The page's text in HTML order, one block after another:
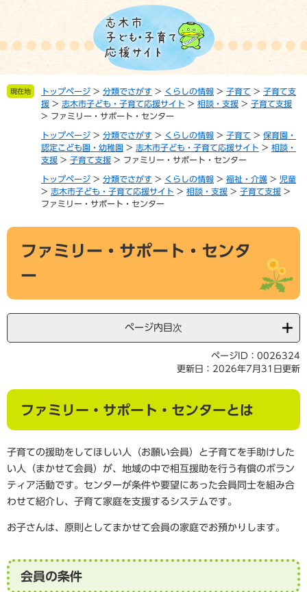
の
で
ー
ば 現在地 トップページ > 分類でさがす > くらしの情報 > 子育て > 子育て支
援 > 志木市子ども・子育て応援サイト > 相談・支援 > 子育て支援
> ファミリー・サポート・センター
トップページ > 分類でさがす > くらしの情報 > 子育て > 保育園・
認定こども園・幼稚園 > 志木市子ども・子育て応援サイト > 相談・
支援 > 子育て支援 > ファミリー・サポート・センター
トップページ > 分類でさがす > くらしの情報 > 福祉・介護 > 児童
> 志木市子ども・子育て応援サイト > 相談・支援 > 子育て支援 >
ファミリー・サポート・センター
本
ファミリー・サポート・センタ
ー
ページ内目次
ページID：0026324
更新日：2026年7月31日更新
ファミリー・サポート・センターとは
子育ての援助をしてほしい人（お願い会員）と子育てを手助けした
い人（まかせて会員）が、地域の中で相互援助を行う有償のボラン
ティア活動です。センターが条件や要望にあった会員同士を組み合
わせて紹介し、子育て家庭を支援するシステムです。
お子さんは、原則としてまかせて会員の家庭でお預かりします。
会員の条件